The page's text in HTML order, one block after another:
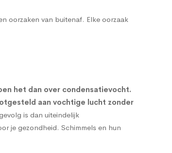
oorzaken van buitenaf. Elke oorzaak
het dan over condensatievocht.
aan vochtige lucht zonder
is dan uiteindelijk
je gezondheid. Schimmels en hun